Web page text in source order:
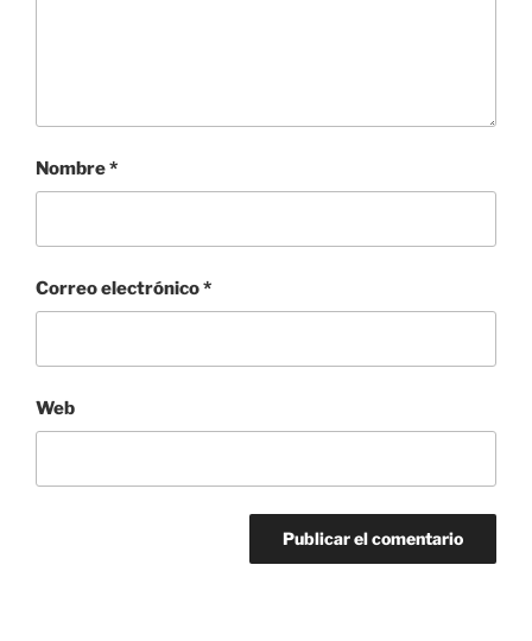
Nombre*
Correo electrónico*
Web